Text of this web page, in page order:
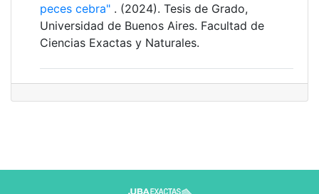
peces cebra" . (2024). Tesis de Grado,
Universidad de Buenos Aires. Facultad de
Ciencias Exactas y Naturales.